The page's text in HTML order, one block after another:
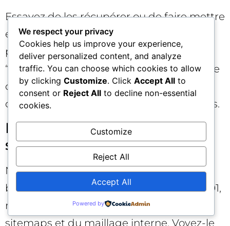
Essayez de les récupérer ou de faire mettre
en place des redirections 301 par le
propriétaire. À défaut, documentez ces
“angles morts” et surveillez si Google tente
de les explorer via les logs. L’objectif reste
de minimiser les points d’entrée orphelins.
L’outil Change of Address
suffit-il à lui seul ?
Non. Ilcomplèteune migration domaine
bien exécutée, mais ne remplace ni les 301,
ni les canoniques, ni la mise à jour des
sitemaps et du maillage interne. Voyez-le
We respect your privacy
Cookies help us improve your experience,
deliver personalized content, and analyze
traffic. You can choose which cookies to allow
by clicking Customize. Click Accept All to
consent or Reject All to decline non-essential
cookies.
Customize
Reject All
Accept All
Powered by